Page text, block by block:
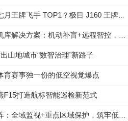
山地城市“数智治理”新路子
育赛事独一份的低空视觉爆点
F15打造航标智能巡检新范式